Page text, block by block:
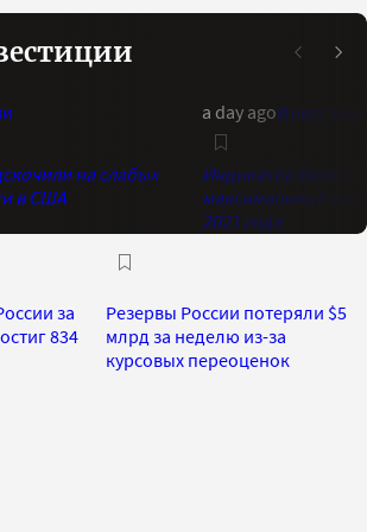
на слабых
в США
a day ago
Индикатор Bank of
максимальный
2021 года
за
834
Резервы России потеряли $5
млрд за неделю из-за
курсовых переоценок